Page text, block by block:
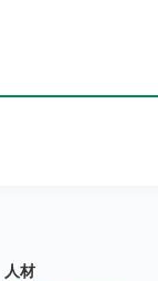
人材